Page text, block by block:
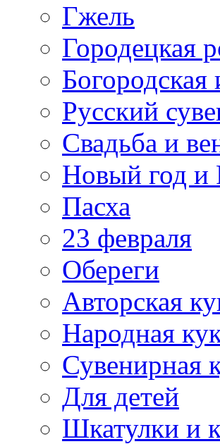
Гжель
Городецкая
Богородская
Русский
Свадьба и
Новый год и
Пасха
23 февраля
Обереги
Авторская
Народная
Сувенирная
Для детей
Шкатулки и